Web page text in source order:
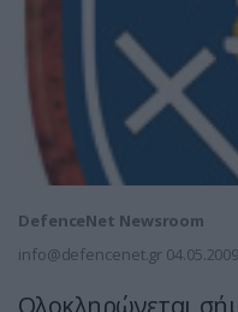
DefenceNet Newsroom
info@defencenet.gr